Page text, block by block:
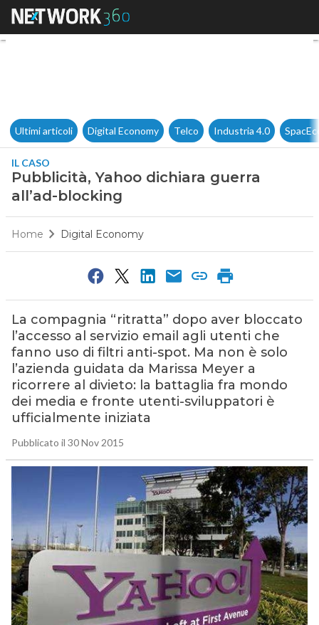
Pubblicità, Yahoo dichiara
Ultimi articoli Digital Economy Telco Industria 4.0
IL CASO
Pubblicità, Yahoo dichiara guerra
all’ad-blocking
Home Digital Economy
La compagnia “ritratta” dopo aver bloccato
l’accesso al servizio email agli utenti che
fanno uso di filtri anti-spot. Ma non è solo
l’azienda guidata da Marissa Meyer a
ricorrere al divieto: la battaglia fra mondo
dei media e fronte utenti-sviluppatori è
ufficialmente iniziata
Pubblicato il 30 Nov 2015